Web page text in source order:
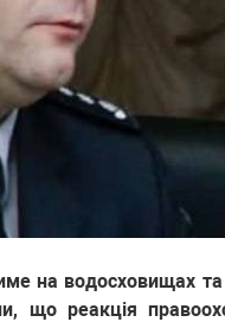
на водосховищах
що реакція